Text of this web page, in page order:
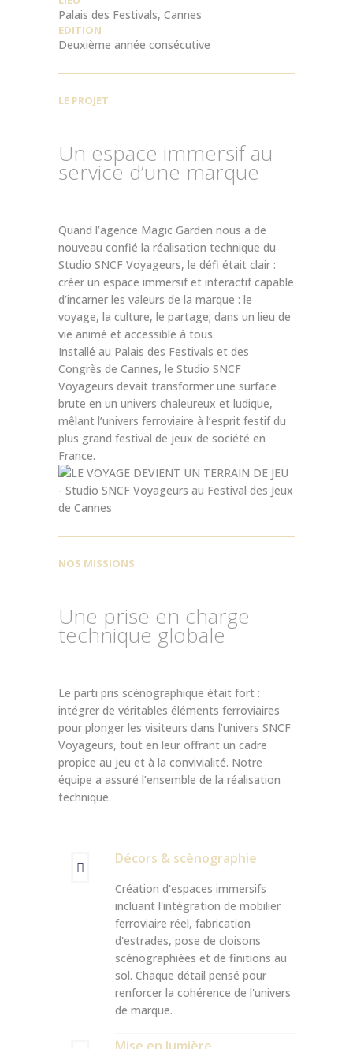
Palais des Festivals, Cannes
EDITION
Deuxième année consécutive
LE PROJET
Un espace immersif au
service d’une marque
Quand l’agence Magic Garden nous a de
nouveau confié la réalisation technique du
Studio SNCF Voyageurs, le défi était clair :
créer un espace immersif et interactif capable
d’incarner les valeurs de la marque : le
voyage, la culture, le partage; dans un lieu de
vie animé et accessible à tous.
Installé au Palais des Festivals et des
Congrès de Cannes, le Studio SNCF
Voyageurs devait transformer une surface
brute en un univers chaleureux et ludique,
mêlant l’univers ferroviaire à l’esprit festif du
plus grand festival de jeux de société en
France.
NOS MISSIONS
Une prise en charge
technique globale
Le parti pris scénographique était fort :
intégrer de véritables éléments ferroviaires
pour plonger les visiteurs dans l’univers SNCF
Voyageurs, tout en leur offrant un cadre
propice au jeu et à la convivialité. Notre
équipe a assuré l’ensemble de la réalisation
technique.
Décors & scènographie
Création d'espaces immersifs
incluant l'intégration de mobilier
ferroviaire réel, fabrication
d'estrades, pose de cloisons
scénographiées et de finitions au
sol. Chaque détail pensé pour
renforcer la cohérence de l'univers
de marque.